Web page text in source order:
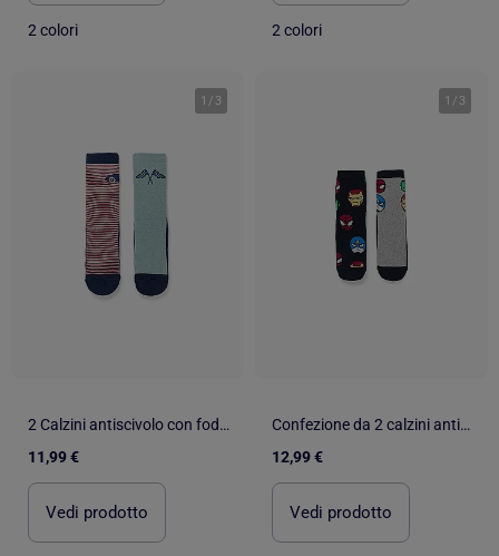
2 colori 2 colori
1 / 3
2 Calzini antiscivolo con fodera in spugna e motivo auto
11,99 €
Vedi prodotto
1 / 3
Confezione da 2 calzini antiscivolo in spugna con Marvel Heroes
12,99 €
Vedi prodotto